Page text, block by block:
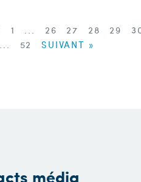
1 ... 26 27 28 29
... 52 SUIVANT »
média